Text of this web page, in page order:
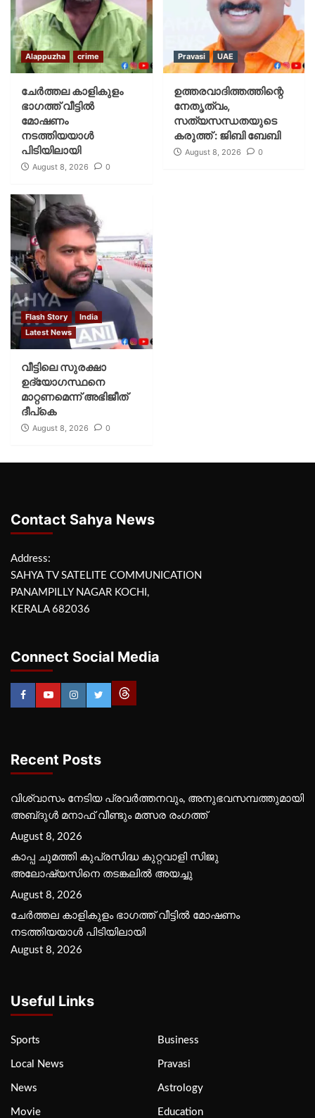
Alappuzha crime
ചേർത്തല കാളികുളം
ഭാഗത്ത് വീട്ടിൽ
മോഷണം
നടത്തിയയാൾ
പിടിയിലായി
August 8, 2026 0
Pravasi UAE
ഉത്തരവാദിത്തത്തിന്റെ
നേതൃത്വം,
സത്യസന്ധതയുടെ
കരുത്ത് : ജിബി ബേബി
August 8, 2026 0
Flash Story
India
Latest News
വീട്ടിലെ സുരക്ഷാ
ഉദ്യോഗസ്ഥനെ
മാറ്റണമെന്ന് അഭിജീത്
ദീപ്‌കെ
August 8, 2026 0
Contact Sahya News
Address:
SAHYA TV SATELITE COMMUNICATION
PANAMPILLY NAGAR KOCHI,
KERALA 682036
Connect Social Media
Recent Posts
വിശ്വാസം നേടിയ പ്രവർത്തനവും, അനുഭവസമ്പത്തുമായി
അബ്‌ദുൾ മനാഫ് വീണ്ടും മത്സര രംഗത്ത്
August 8, 2026
കാപ്പ ചുമത്തി കുപ്രസിദ്ധ കുറ്റവാളി സിജു
അലോഷ്യസിനെ തടങ്കലിൽ അയച്ചു
August 8, 2026
ചേർത്തല കാളികുളം ഭാഗത്ത് വീട്ടിൽ മോഷണം
നടത്തിയയാൾ പിടിയിലായി
August 8, 2026
Useful Links
Sports Business
Local News Pravasi
News Astrology
Movie Education